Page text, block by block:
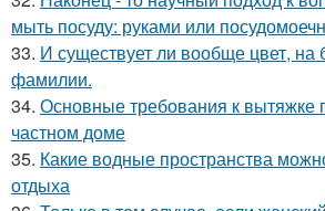
мыть посуду: руками или
33. И существует ли вообще цвет, на
фамилии.
34. Основные требования к вытяжке
частном доме
35. Какие водные пространства
отдыха